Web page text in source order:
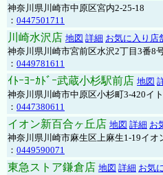
神奈川県川崎市中原区宮内2-25-18
： 0447501711
川崎水沢店 地図 詳細 お気に入り店
神奈川県川崎市宮前区水沢2丁目3番8
： 0449781611
ｲﾄｰﾖｰｶﾄﾞｰ武蔵小杉駅前店 地図
神奈川県川崎市中原区小杉町3-420イ
： 0447380611
イオン新百合ヶ丘店 地図 詳細 お
神奈川県川崎市麻生区上麻生1-19イオ
： 0449590071
東急ストア鎌倉店 地図 詳細 お気